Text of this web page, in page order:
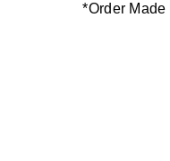
*Order Made